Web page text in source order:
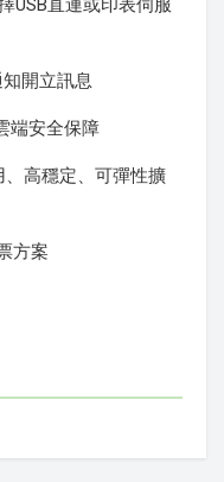
USB直連或印表伺服
開立訊息
端安全保障
高穩定、可彈性擴
方案